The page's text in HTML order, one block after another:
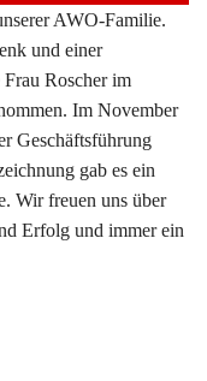
AWO-Familie.
und einer
Frau Roscher im
Im November
Geschäftsführung
gab es ein
Wir freuen uns über
Erfolg und immer ein